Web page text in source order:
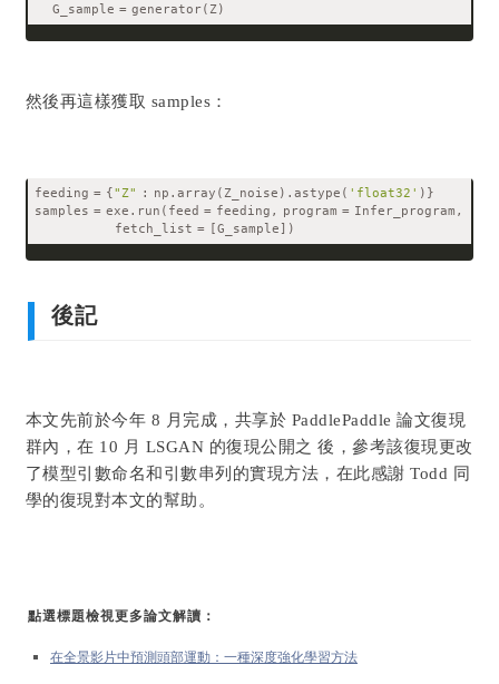
G_sample = generator(Z)
然後再這樣獲取 samples：
feeding = {"Z" : np.array(Z_noise).astype( 'float32' )}
samples = exe.run(feed = feeding, program = Infer_program,
fetch_list = [G_sample])
後記
本文先前於今年 8 月完成，共享於 PaddlePaddle 論文復現
群內，在 10 月 LSGAN 的復現公開之 後，參考該復現更改
了模型引數命名和引數串列的實現方法，在此感謝 Todd 同
學的復現對本文的幫助。
點選標題檢視更多論文解讀：
在全景影片中預測頭部運動：一種深度強化學習方法